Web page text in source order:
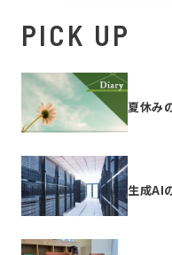
PICK UP
夏休み
生成AI